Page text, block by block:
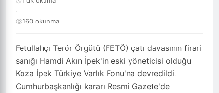
Fetullahçı Terör Örgütü (FETÖ) çatı davasının firari
sanığı Hamdi Akın İpek'in eski yöneticisi olduğu
Koza İpek Türkiye Varlık Fonu'na devredildi.
Cumhurbaşkanlığı kararı Resmi Gazete'de
·
160 okunma